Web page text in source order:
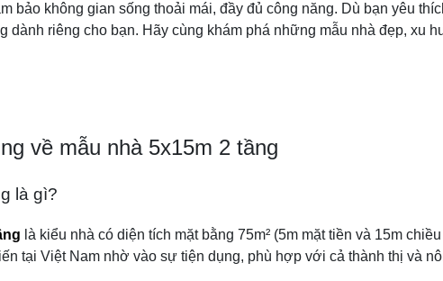
bảo không gian sống thoải mái, đầy đủ công năng. Dù bạn yêu
dành riêng cho bạn. Hãy cùng khám phá những mẫu nhà đẹp, xu
về mẫu nhà 5x15m 2 tầng
là gì?
là kiểu nhà có diện tích mặt bằng 75m² (5m mặt tiền và 15m
tại Việt Nam nhờ vào sự tiện dụng, phù hợp với cả thành thị và